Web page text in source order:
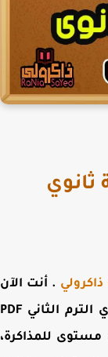
. أنت الآن
تحميل مراجعة عربي تانية ثانوي الترم الثاني PDF
للمذاكرة،